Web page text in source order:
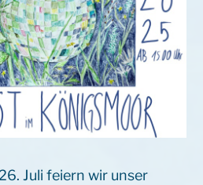
Juli feiern wir unser